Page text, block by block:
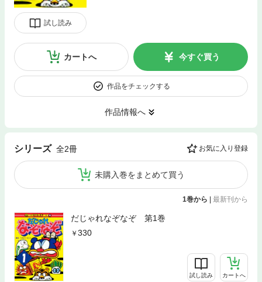
試し読み
カートへ 今すぐ買う
作品をチェックする
作品情報へ
シリーズ 全2冊 お気に入り登録
未購入巻をまとめて買う
1巻から 最新刊から
だじゃれなぞなぞ 第1巻
330
試し読み カートへ